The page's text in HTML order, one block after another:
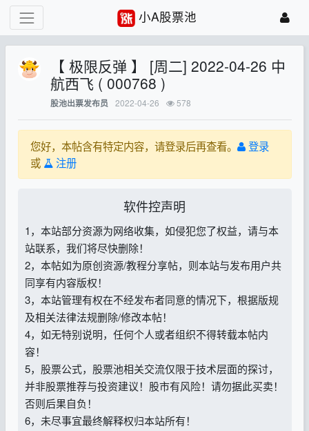
小A股票池
【 极限反弹 】 [周二] 2022-04-26 中
航西飞 ( 000768 )
股池出票发布员 2022-04-26 578
您好，本帖含有特定内容，请登录后再查看。
登录
或
注册
软件控声明
1，本站部分资源为网络收集，如侵犯您了权益，请与本
站联系，我们将尽快删除！
2，本帖如为原创资源/教程分享帖，则本站与发布用户共
同享有内容版权！
3，本站管理有权在不经发布者同意的情况下，根据版规
及相关法律法规删除/修改本帖！
4，如无特别说明，任何个人或者组织不得转载本帖内
容！
5，股票公式，股票池相关交流仅限于技术层面的探讨，
并非股票推荐与投资建议！股市有风险！请勿据此买卖！
否则后果自负！
6，未尽事宜最终解释权归本站所有！